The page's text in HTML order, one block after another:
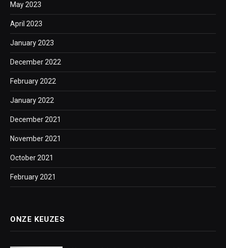
May 2023
April 2023
January 2023
December 2022
February 2022
January 2022
December 2021
November 2021
October 2021
February 2021
ONZE KEUZES